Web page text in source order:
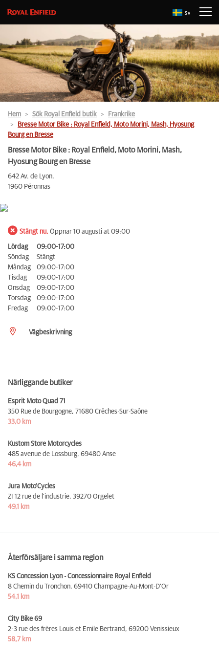
Sv
Hem Sök Royal Enfield butik
Frankrike
Bresse Motor Bike : Royal Enfield, Moto Morini, Mash, Hyosung
Bourg en Bresse
Bresse Motor Bike : Royal Enfield, Moto Morini, Mash,
Hyosung Bourg en Bresse
642 Av. de Lyon,
1960 Péronnas
Stängt nu. Öppnar 10 augusti at 09:00
Lördag
09:00-17:00
Söndag
Stängt
Måndag
09:00-17:00
Tisdag
09:00-17:00
Onsdag
09:00-17:00
Torsdag
09:00-17:00
Fredag
09:00-17:00
Vägbeskrivning
Närliggande butiker
Esprit Moto Quad 71
350 Rue de Bourgogne, 71680 Crêches-Sur-Saône
33,0 km
Kustom Store Motorcycles
485 avenue de Lossburg, 69480 Anse
46,4 km
Jura Moto'Cycles
ZI 12 rue de l'industrie, 39270 Orgelet
49,1 km
Återförsäljare i samma region
KS Concession Lyon - Concessionnaire Royal Enfield
8 Chemin du Tronchon, 69410 Champagne-Au-Mont-D'Or
54,1 km
City Bike 69
2-3 rue des frères Louis et Emile Bertrand, 69200 Venissieux
58,7 km